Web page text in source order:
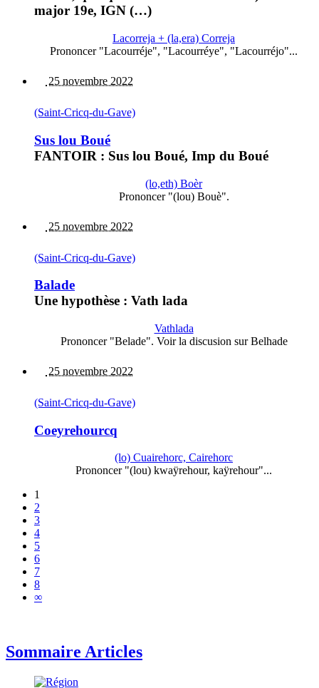
major 19e, IGN (…)
Lacorreja + (la,era) Correja
Prononcer "Lacourréje", "Lacourréye", "Lacourréjo"...
25 novembre 2022
(Saint-Cricq-du-Gave)
Sus lou Boué
FANTOIR : Sus lou Boué, Imp du Boué
(lo,eth) Boèr
Prononcer "(lou) Bouè".
25 novembre 2022
(Saint-Cricq-du-Gave)
Balade
Une hypothèse : Vath lada
Vathlada
Prononcer "Belade". Voir la discusion sur Belhade
25 novembre 2022
(Saint-Cricq-du-Gave)
Coeyrehourcq
(lo) Cuairehorc, Cairehorc
Prononcer "(lou) kwaÿrehour, kaÿrehour"...
1
2
3
4
5
6
7
8
∞
Sommaire Articles